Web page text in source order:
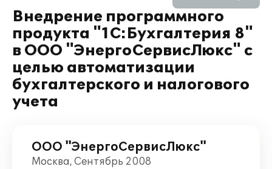
Внедрение программного
продукта "1С:Бухгалтерия 8"
в ООО "ЭнергоСервисЛюкс" с
целью автоматизации
бухгалтерского и налогового
учета
ООО "ЭнергоСервисЛюкс"
Москва, Сентябрь 2008